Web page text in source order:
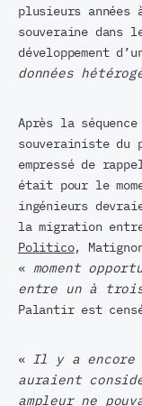
plusieurs années
souveraine dans
développement
données
Après la séquence
souverainiste du
empressé de
était pour le
ingénieurs
la migration
Politico,
«moment
entre un à
Palantir est
« Il y a encore
auraient
ampleur ne